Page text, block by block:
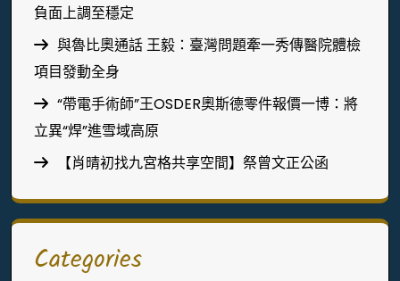
負面上調至穩定
與魯比奧通話 王毅：臺灣問題牽一秀傳醫院體檢
項目發動全身
“帶電手術師”王OSDER奧斯德零件報價一博：將
立異“焊”進雪域高原
【肖晴初找九宮格共享空間】祭曾文正公函
Categories